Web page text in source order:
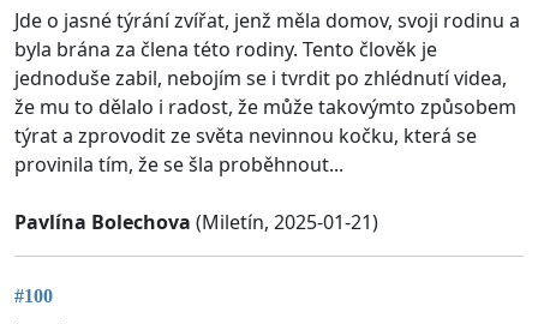
Jde o jasné týrání zvířat, jenž měla domov, svoji rodinu a
byla brána za člena této rodiny. Tento člověk je
jednoduše zabil, nebojím se i tvrdit po zhlédnutí videa,
že mu to dělalo i radost, že může takovýmto způsobem
týrat a zprovodit ze světa nevinnou kočku, která se
provinila tím, že se šla proběhnout...
Pavlína Bolechova (Miletín, 2025-01-21)
#100